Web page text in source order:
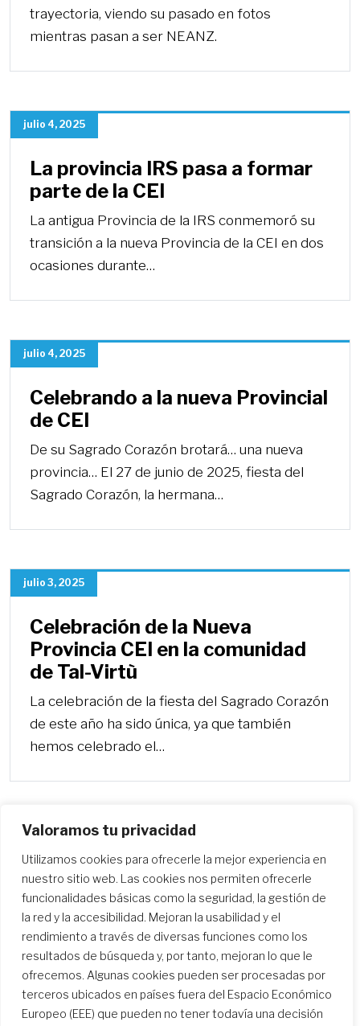
Valoramos tu privacidad
Utilizamos cookies para ofrecerle la mejor experiencia en
nuestro sitio web. Las cookies nos permiten ofrecerle
funcionalidades básicas como la seguridad, la gestión de
la red y la accesibilidad. Mejoran la usabilidad y el
rendimiento a través de diversas funciones como los
resultados de búsqueda y, por tanto, mejoran lo que le
ofrecemos. Algunas cookies pueden ser procesadas por
terceros ubicados en países fuera del Espacio Económico
Europeo (EEE) que pueden no tener todavía una decisión
trayectoria, viendo su pasado en fotos
mientras pasan a ser NEANZ.
julio 4, 2025
La provincia IRS pasa a formar
parte de la CEI
La antigua Provincia de la IRS conmemoró su
transición a la nueva Provincia de la CEI en dos
ocasiones durante…
julio 4, 2025
Celebrando a la nueva Provincial
de CEI
De su Sagrado Corazón brotará… una nueva
provincia… El 27 de junio de 2025, fiesta del
Sagrado Corazón, la hermana…
julio 3, 2025
Celebración de la Nueva
Provincia CEI en la comunidad
de Tal-Virtù
La celebración de la fiesta del Sagrado Corazón
de este año ha sido única, ya que también
hemos celebrado el…
Más